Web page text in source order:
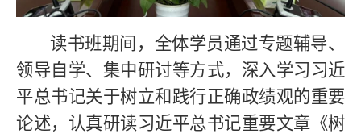
读书班期间，全体学员通过专题辅导、
领导自学、集中研讨等方式，深入学习习近
平总书记关于树立和践行正确政绩观的重要
论述，认真研读习近平总书记重要文章《树